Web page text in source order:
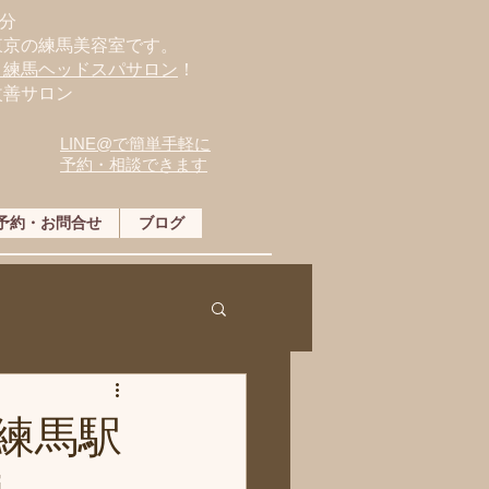
の練馬美容室です。
馬ヘッドスパサロン ！
サロン
LINE@で簡単手軽に
予約・相談できます
約・お問合せ ブログ
馬駅